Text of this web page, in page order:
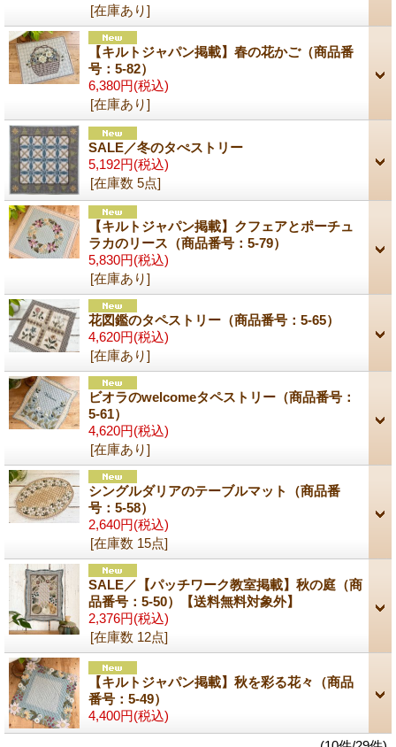
[在庫あり]
【キルトジャパン掲載】春の花かご（商品番
号：5-82）
6,380円(税込)
[在庫あり]
SALE／冬のタぺストリー
5,192円(税込)
[在庫数 5点]
【キルトジャパン掲載】クフェアとポーチュ
ラカのリース（商品番号：5-79）
5,830円(税込)
[在庫あり]
花図鑑のタペストリー（商品番号：5-65）
4,620円(税込)
[在庫あり]
ビオラのwelcomeタペストリー（商品番号：
5-61）
4,620円(税込)
[在庫あり]
シングルダリアのテーブルマット（商品番
号：5-58）
2,640円(税込)
[在庫数 15点]
SALE／【パッチワーク教室掲載】秋の庭（商
品番号：5-50）【送料無料対象外】
2,376円(税込)
[在庫数 12点]
【キルトジャパン掲載】秋を彩る花々（商品
番号：5-49）
4,400円(税込)